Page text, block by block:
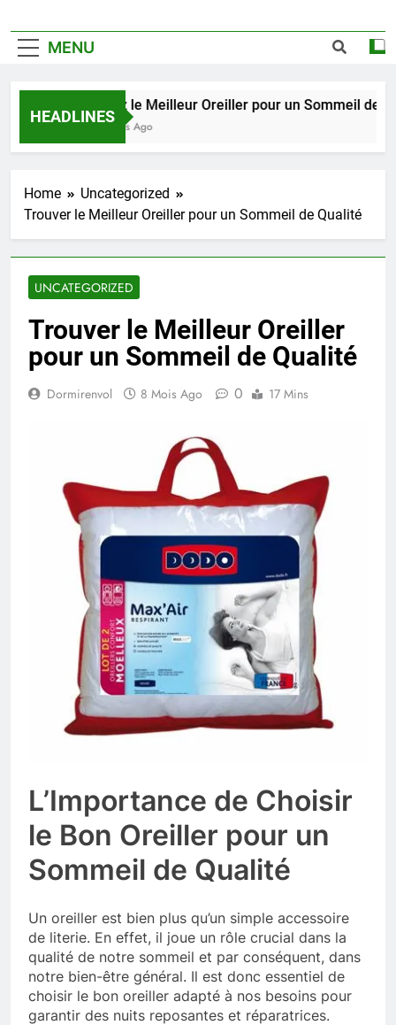
MENU
HEADLINES
Trouvez le Meilleur Oreiller pour un Sommeil de
2 Semaines Ago
Home
Uncategorized
Trouver le Meilleur Oreiller pour un Sommeil de Qualité
UNCATEGORIZED
Trouver le Meilleur Oreiller
pour un Sommeil de Qualité
Dormirenvol 8 Mois Ago 0 17 Mins
L’Importance de Choisir
le Bon Oreiller pour un
Sommeil de Qualité
Un oreiller est bien plus qu’un simple accessoire
de literie. En effet, il joue un rôle crucial dans la
qualité de notre sommeil et par conséquent, dans
notre bien-être général. Il est donc essentiel de
choisir le bon oreiller adapté à nos besoins pour
garantir des nuits reposantes et réparatrices.